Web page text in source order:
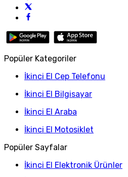
Popüler Kategoriler
İkinci El Cep Telefonu
İkinci El Bilgisayar
İkinci El Araba
İkinci El Motosiklet
Popüler Sayfalar
İkinci El Elektronik Ürünler